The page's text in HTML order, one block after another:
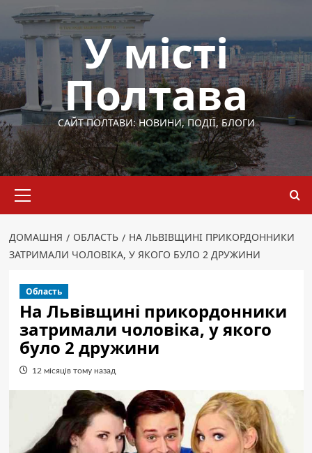
Перейти
вмісту
У місті
Полтава
САЙТ ПОЛТАВИ: НОВИНИ, ПОДІЇ, БЛОГИ
меню
ДОМАШНЯ ОБЛАСТЬ
НА ЛЬВІВЩИНІ ПРИКОРДОННИКИ
ЗАТРИМАЛИ ЧОЛОВІКА, У ЯКОГО БУЛО 2 ДРУЖИНИ
Область
На Львівщині прикордонники
затримали чоловіка, у якого
було 2 дружини
12 місяців тому назад